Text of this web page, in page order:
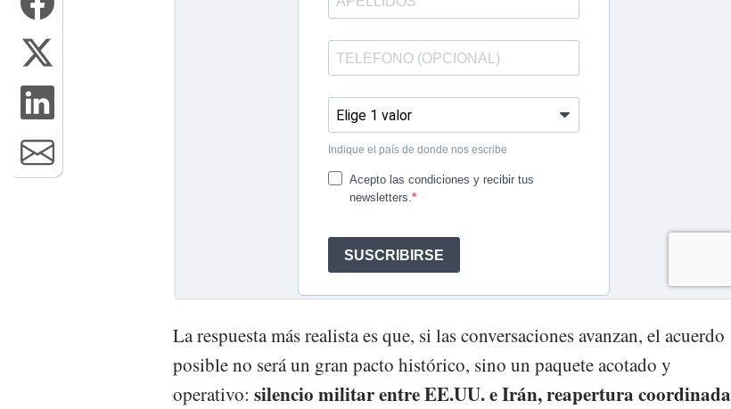
La respuesta más realista es que, si las conversaciones avanzan, el acuerdo
posible no será un gran pacto histórico, sino un paquete acotado y
operativo: silencio militar entre EE.UU. e Irán, reapertura coordinada